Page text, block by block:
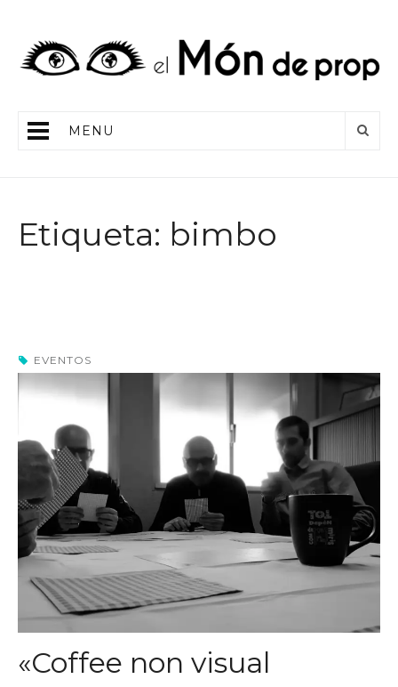
MENU
Etiqueta: bimbo
EVENTOS
«Coffee non visual